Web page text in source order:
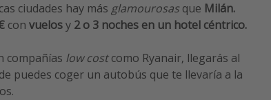
ciudades hay más glamourosas que Milán.
con vuelosy 2 o 3 noches en un hotel céntrico.
compañías low costcomo Ryanair, llegarás al
puedes coger un autobús que te llevaría a la